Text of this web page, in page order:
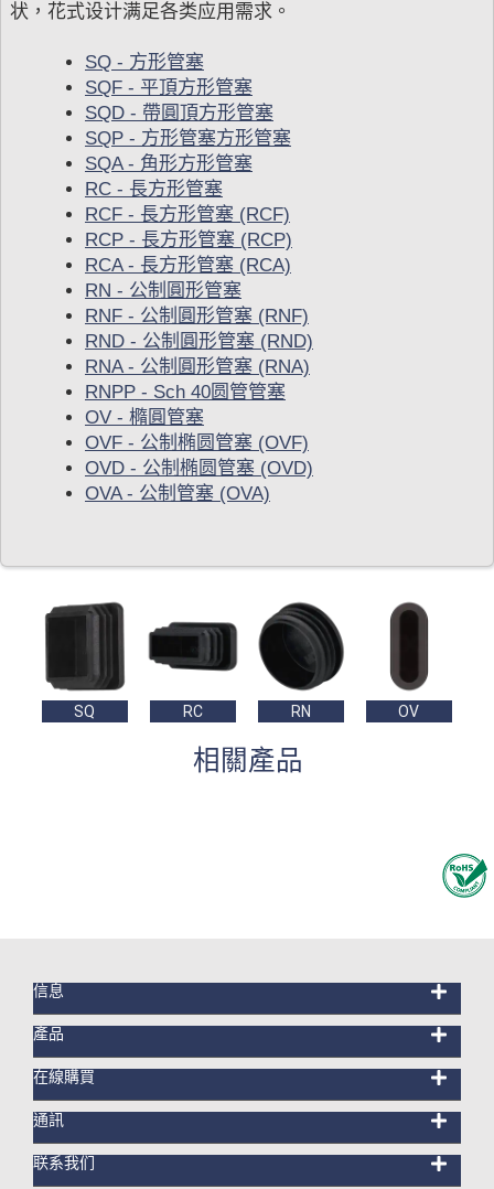
状，花式设计满足各类应用需求。
SQ - 方形管塞
SQF - 平頂方形管塞
SQD - 帶圓頂方形管塞
SQP - 方形管塞方形管塞
SQA - 角形方形管塞
RC - 長方形管塞
RCF - 長方形管塞 (RCF)
RCP - 長方形管塞 (RCP)
RCA - 長方形管塞 (RCA)
RN - 公制圓形管塞
RNF - 公制圓形管塞 (RNF)
RND - 公制圓形管塞 (RND)
RNA - 公制圓形管塞 (RNA)
RNPP - Sch 40圆管管塞
OV - 橢圓管塞
OVF - 公制椭圆管塞 (OVF)
OVD - 公制椭圆管塞 (OVD)
OVA - 公制管塞 (OVA)
SQ RC RN OV
相關產品
信息
產品
在線購買
通訊
联系我们